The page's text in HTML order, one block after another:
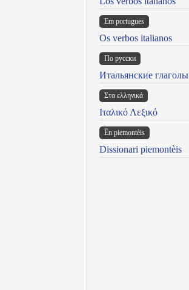
Em portugues
Os verbos italianos
По русски
Итальянские глаголы
Στα ελληνικά
Ιταλικό Λεξικό
Ën piemontèis
Dissionari piemontèis